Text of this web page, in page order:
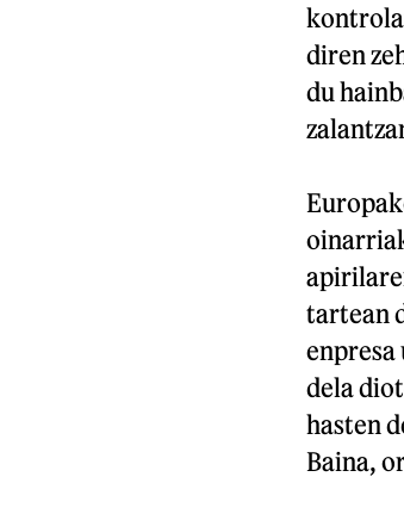
diren
du
tartean
dela
hasten
Baina,